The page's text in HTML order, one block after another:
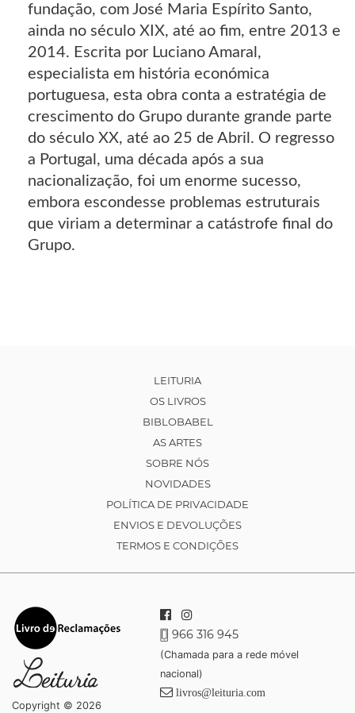
fundação, com José Maria Espírito Santo,
ainda no século XIX, até ao fim, entre 2013 e
2014. Escrita por Luciano Amaral,
especialista em história económica
portuguesa, esta obra conta a estratégia de
crescimento do Grupo durante grande parte
do século XX, até ao 25 de Abril. O regresso
a Portugal, uma década após a sua
nacionalização, foi um enorme sucesso,
embora escondesse problemas estruturais
que viriam a determinar a catástrofe final do
Grupo.
LEITURIA
OS LIVROS
BIBLOBABEL
AS ARTES
SOBRE NÓS
NOVIDADES
POLÍTICA DE PRIVACIDADE
ENVIOS E DEVOLUÇÕES
TERMOS E CONDIÇÕES
Copyright © 2026
966 316 945
(Chamada para a rede móvel
nacional)
livros@leituria.com